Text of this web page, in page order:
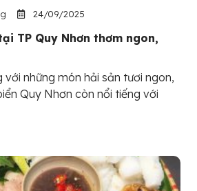
24/09/2025
TP Quy Nhơn thơm ngon,
với những món hải sản tươi ngon,
Quy Nhơn còn nổi tiếng với